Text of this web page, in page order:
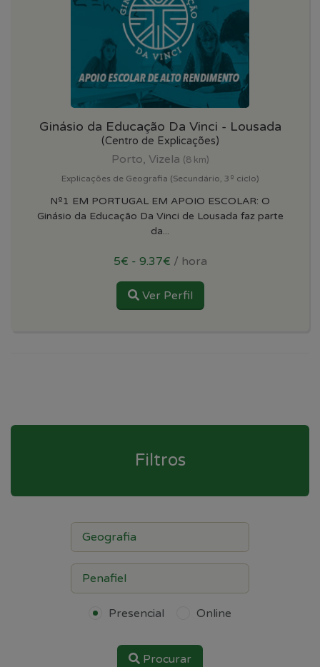
Ginásio da Educação Da Vinci - Lousada
(Centro de Explicações)
Porto, Vizela (8 km)
Explicações de Geografia (Secundário, 3º ciclo)
Nº1 EM PORTUGAL EM APOIO ESCOLAR: O
Ginásio da Educação Da Vinci de Lousada faz parte
da...
5€ - 9.37€ / hora
Ver Perfil
Filtros
Presencial Online
Procurar